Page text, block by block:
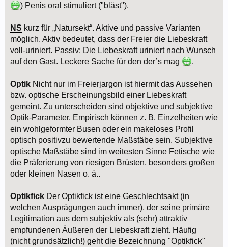
) Penis oral stimuliert ("bläst").
NS kurz für „Natursekt“. Aktive und passive Varianten
möglich. Aktiv bedeutet, dass der Freier die Liebeskraft
voll-uriniert. Passiv: Die Liebeskraft uriniert nach Wunsch
auf den Gast. Leckere Sache für den der’s mag
.
Optik Nicht nur im Freierjargon ist hiermit das Aussehen
bzw. optische Erscheinungsbild einer Liebeskraft
gemeint. Zu unterscheiden sind objektive und subjektive
Optik-Parameter. Empirisch können z. B. Einzelheiten wie
ein wohlgeformter Busen oder ein makeloses Profil
optisch positivzu bewertende Maßstäbe sein. Subjektive
optische Maßstäbe sind im weitesten Sinne Fetische wie
die Präferierung von riesigen Brüsten, besonders großen
oder kleinen Nasen o. ä..
Optikfick Der Optikfick ist eine Geschlechtsakt (in
welchen Ausprägungen auch immer), der seine primäre
Legitimation aus dem subjektiv als (sehr) attraktiv
empfundenen Äußeren der Liebeskraft zieht. Häufig
(nicht grundsätzlich!) geht die Bezeichnung "Optikfick"